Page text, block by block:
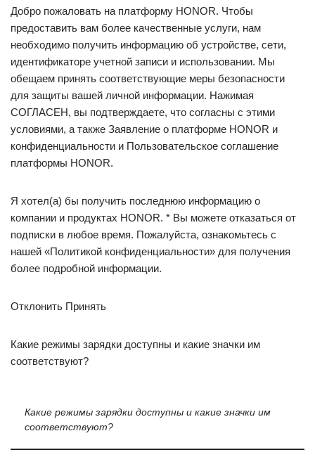
Добро пожаловать на платформу HONOR. Чтобы
предоставить вам более качественные услуги, нам
необходимо получить информацию об устройстве, сети,
идентификаторе учетной записи и использовании. Мы
обещаем принять соответствующие меры безопасности
для защиты вашей личной информации. Нажимая
СОГЛАСЕН, вы подтверждаете, что согласны с этими
условиями, а также Заявление о платформе HONOR и
конфиденциальности и Пользовательское соглашение
платформы HONOR.
Я хотел(а) бы получить последнюю информацию о
компании и продуктах HONOR. * Вы можете отказаться от
подписки в любое время. Пожалуйста, ознакомьтесь с
нашей «Политикой конфиденциальности» для получения
более подробной информации.
Отклонить Принять
Какие режимы зарядки доступны и какие значки им
соответствуют?
Какие режимы зарядки доступны и какие значки им
соответствуют?